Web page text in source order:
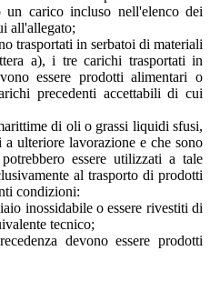
un carico incluso nell'elenco dei
all'allegato;
trasportati in serbatoi di materiali
a), i tre carichi trasportati in
essere prodotti alimentari o
precedenti accettabili di cui
di oli o grassi liquidi sfusi,
a ulteriore lavorazione e che sono
essere utilizzati a tale
al trasporto di prodotti
condizioni:
inossidabile o essere rivestiti di
tecnico;
devono essere prodotti